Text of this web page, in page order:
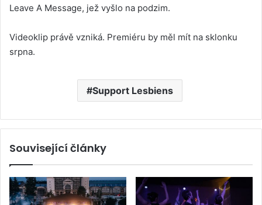
Leave A Message, jež vyšlo na podzim.
Videoklip právě vzniká. Premiéru by měl mít na sklonku
srpna.
Support Lesbiens
Související články